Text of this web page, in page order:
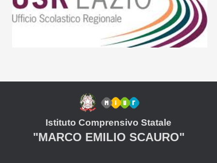
Istituto Comprensivo Statale
"MARCO EMILIO SCAURO"